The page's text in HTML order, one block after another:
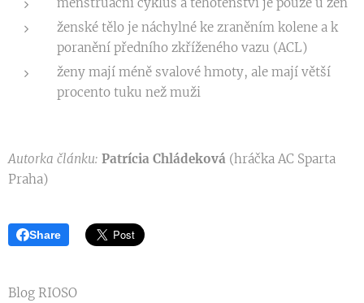
ženské tělo je náchylné ke zraněním kolene a k
poranění předního zkříženého vazu (ACL)
ženy mají méně svalové hmoty, ale mají větší
procento tuku než muži
Autorka článku: Patrícia Chládeková (hráčka AC Sparta
Praha)
Share
Blog RIOSO